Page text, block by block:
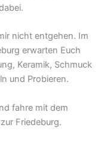
nicht entgehen. Im
erwarten Euch
Keramik, Schmuck
und Probieren.
fahre mit dem
Friedeburg.